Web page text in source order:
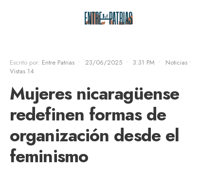
Escrito por: Entre Patrias • 23/06/2025 • 3:31 PM • Noticias •
Vistas 14
Mujeres nicaragüense
redefinen formas de
organización desde el
feminismo